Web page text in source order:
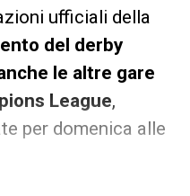
ufficiali della
del derby
le altre gare
League,
per domenica alle